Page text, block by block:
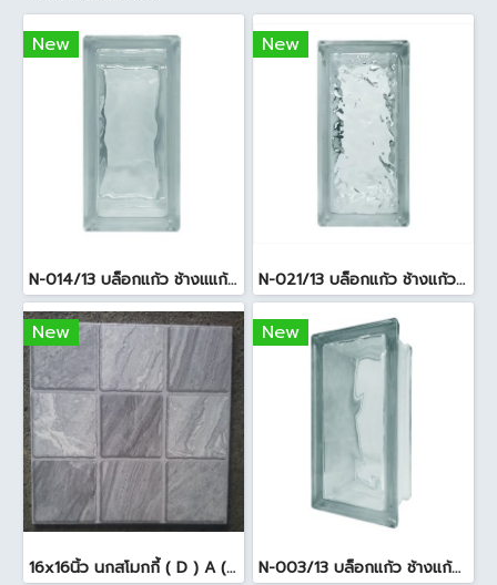
New
N-014/13 บล็อกแก้ว ช้างแแก้ว WOW หยาดเพชร ( 24x11.5x8 cm.)
New
N-021/13 บล็อกแก้ว ช้างแก้ว WOW แก้วประดับฟ้า ( 24X11.5X8cm )
New
16x16นิ้ว นกสโมกกี้ ( D ) A (Pack6)
New
N-003/13 บล็อกแก้ว ช้างแก้ว WOW พริ้วแก้ว ( 24x11.5x8cm )